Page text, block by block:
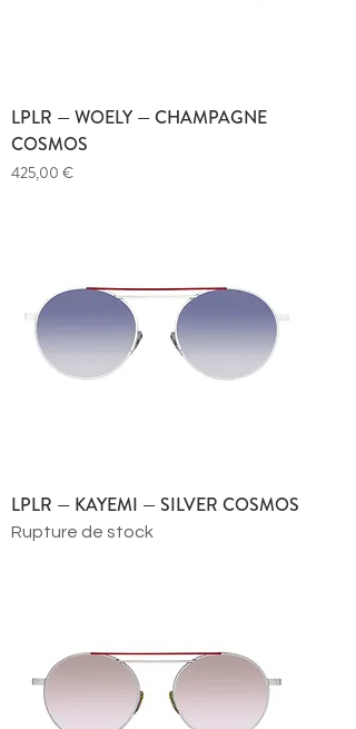
LPLR — WOELY — CHAMPAGNE
COSMOS
Prix
425,00 €
LPLR — KAYEMI — SILVER COSMOS
Rupture de stock